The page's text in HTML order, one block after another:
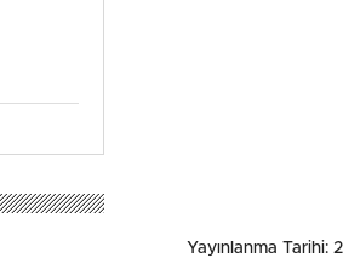
Yayınlanma Tarihi: